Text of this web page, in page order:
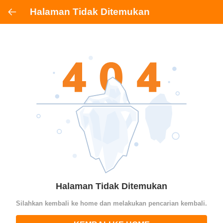
Halaman Tidak Ditemukan
Halaman Tidak Ditemukan
Silahkan kembali ke home dan melakukan pencarian kembali.